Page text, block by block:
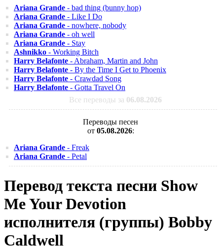
Ariana Grande - bad thing (bunny hop)
Ariana Grande - Like I Do
Ariana Grande - nowhere, nobody
Ariana Grande - oh well
Ariana Grande - Stay
Ashnikko - Working Bitch
Harry Belafonte - Abraham, Martin and John
Harry Belafonte - By the Time I Get to Phoenix
Harry Belafonte - Crawdad Song
Harry Belafonte - Gotta Travel On
Все переводы за 06.08.2026
Переводы песен
от 05.08.2026:
Ariana Grande - Freak
Ariana Grande - Petal
Перевод текста песни Show
Me Your Devotion
исполнителя (группы) Bobby
Caldwell